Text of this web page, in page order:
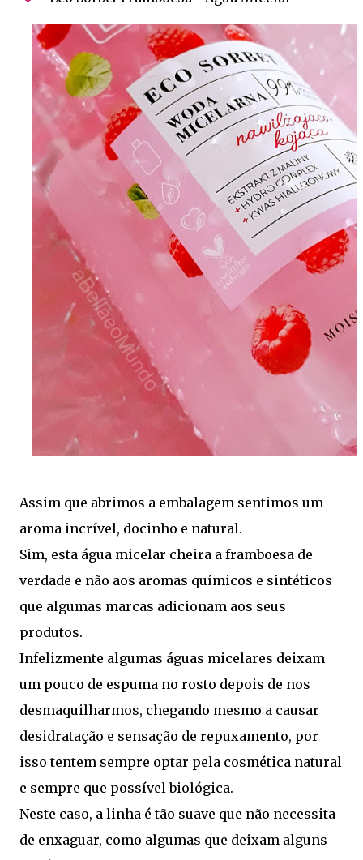
Assim que abrimos a embalagem sentimos um
aroma incrível, docinho e natural.
Sim, esta água micelar cheira a framboesa de
verdade e não aos aromas químicos e sintéticos
que algumas marcas adicionam aos seus
produtos.
Infelizmente algumas águas micelares deixam
um pouco de espuma no rosto depois de nos
desmaquilharmos, chegando mesmo a causar
desidratação e sensação de repuxamento, por
isso tentem sempre optar pela cosmética natural
e sempre que possível biológica.
Neste caso, a linha é tão suave que não necessita
de enxaguar, como algumas que deixam alguns